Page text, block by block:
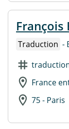
François
Traduction -
France
75 - Paris